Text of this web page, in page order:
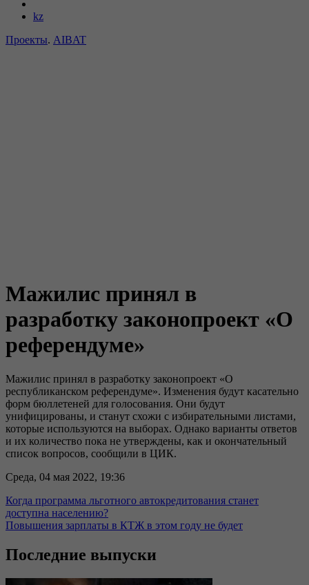
kz
Проекты. AIBAT
Мажилис принял в
разработку законопроект «О
референдуме»
Мажилис принял в разработку законопроект «О
республиканском референдуме». Изменения будут касательно
форм бюллетеней для голосования. Они будут
унифицированы, и станут схожи с избирательными листами,
которые используются на выборах. Однако варианты ответов
и их количество пока не утверждены, как и окончательный
список вопросов, сообщили в ЦИК.
Среда, 04 мая 2022, 19:36
Когда программа льготного автокредитования станет
доступна населению?
Повышения зарплаты в КТЖ в этом году не будет
Последние выпуски